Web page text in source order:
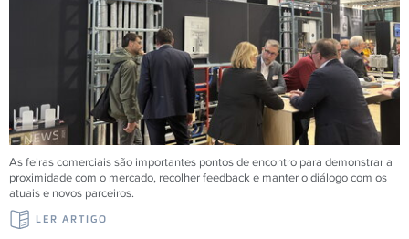
As feiras comerciais são importantes pontos de encontro para demonstrar a
proximidade com o mercado, recolher feedback e manter o diálogo com os
atuais e novos parceiros.
LER ARTIGO